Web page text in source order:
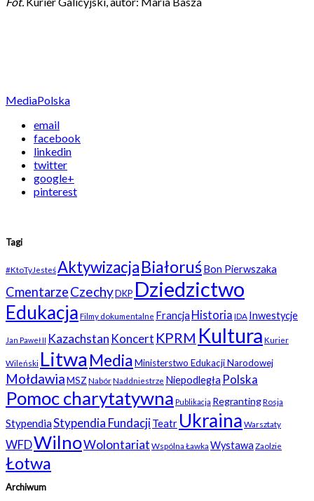
MediaPolska
email
facebook
linkedin
twitter
google+
pinterest
Tagi
#KtoTyJesteśAktywizacjaBiałoruśBon Pierwszaka
CmentarzeCzechyDKP Dziedzictwo
Edukacja Filmy dokumentalne Francja Historia IDA Inwestycje
Jan Paweł II Kazachstan Koncert KPRM Kultura Kurier
Wileński Litwa MediaMinisterstwo Edukacji Narodowej
MołdawiaMSZ NabórNaddniestrze Niepodległa Polska
Pomoc charytatywna Publikacja RegrantingRosja
StypendiaStypendia FundacjiTeatr Ukraina Warsztaty
WFDWilnoWolontariat Wspólna Ławka Wystawa Zaolzie
Łotwa
Archiwum